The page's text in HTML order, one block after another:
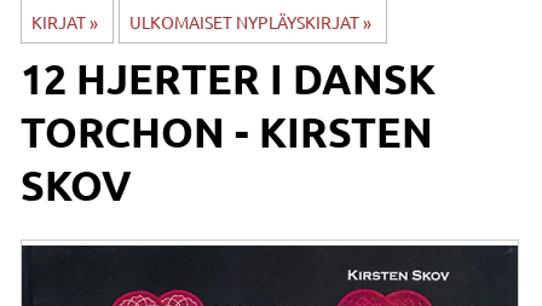
KIRJAT‪» ULKOMAISET NYPLÄYSKIRJAT‪»
12 HJERTER I DANSK
TORCHON - KIRSTEN
SKOV